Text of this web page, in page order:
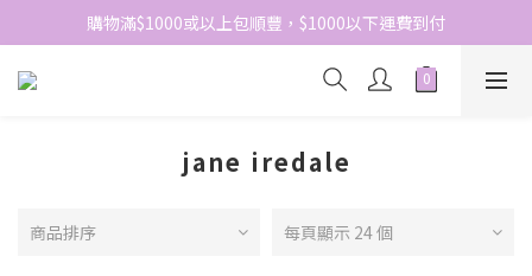
網站免費登記會員，會員優惠價於結帳時自動扣減
購物滿$1000或以上包順豐，$1000以下運費到付
網站免費登記會員，會員優惠價於結帳時自動扣減
jane iredale
商品排序 每頁顯示 24 個